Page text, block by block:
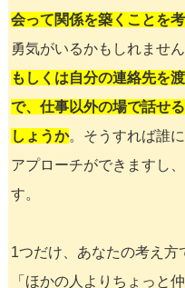
会って関係を築くことを
勇気がいるかもしれません
もしくは自分の連絡先を
で、仕事以外の場で話せ
しょうか。そうすれば誰
アプローチができますし
す。
1つだけ、あなたの考え方
「ほかの人よりちょっと